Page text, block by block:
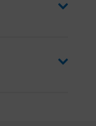
Antwoord wisselen
arrow-right
arrow-right